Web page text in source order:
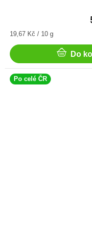
Měrná
19,67 Kč / 10 g
Do
Po celé ČR